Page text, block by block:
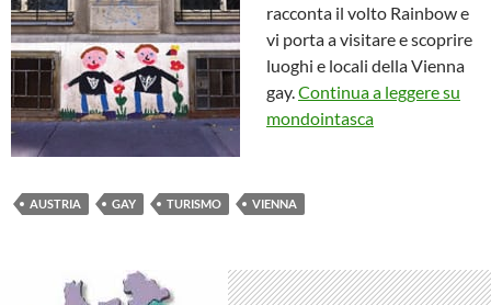
racconta il volto Rainbow e
vi porta a visitare e scoprire
luoghi e locali della Vienna
gay.Continua a leggere su
mondointasca
AUSTRIA GAY TURISMO VIENNA